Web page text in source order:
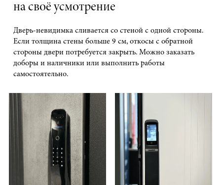
на своё усмотрение
Дверь-невидимка сливается со стеной с одной стороны.
Если толщина стены больше 9 см, откосы с обратной
стороны двери потребуется закрыть. Можно заказать
доборы и наличники или выполнить работы
самостоятельно.